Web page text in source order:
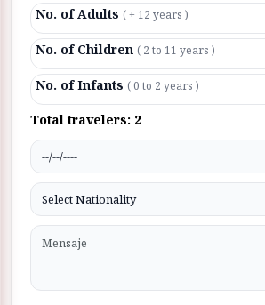
No. of Adults ( + 12 years )
No. of Children ( 2 to 11 years )
No. of Infants ( 0 to 2 years )
Total travelers: 2